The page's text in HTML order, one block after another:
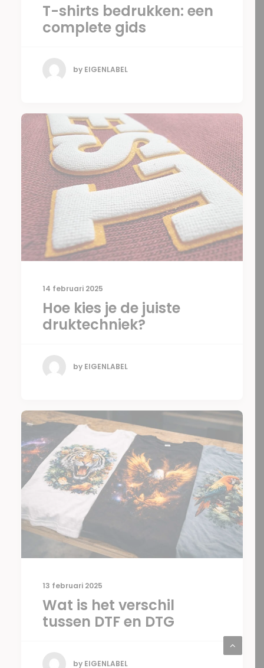
T-shirts bedrukken: een
complete gids
by EIGENLABEL
14 februari 2025
Hoe kies je de juiste
druktechniek?
by EIGENLABEL
13 februari 2025
Wat is het verschil
tussen DTF en DTG
by EIGENLABEL